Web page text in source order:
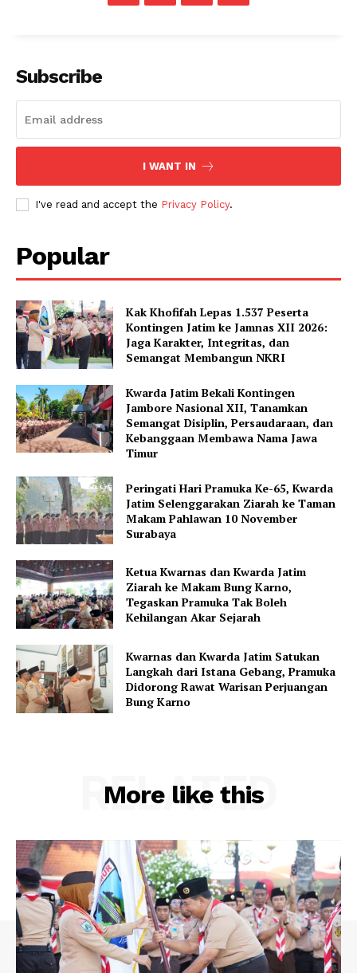
Subscribe
I WANT IN
I've read and accept the Privacy Policy.
Popular
Kak Khofifah Lepas 1.537 Peserta
Kontingen Jatim ke Jamnas XII 2026:
Jaga Karakter, Integritas, dan
Semangat Membangun NKRI
Kwarda Jatim Bekali Kontingen
Jambore Nasional XII, Tanamkan
Semangat Disiplin, Persaudaraan, dan
Kebanggaan Membawa Nama Jawa
Timur
Peringati Hari Pramuka Ke-65, Kwarda
Jatim Selenggarakan Ziarah ke Taman
Makam Pahlawan 10 November
Surabaya
Ketua Kwarnas dan Kwarda Jatim
Ziarah ke Makam Bung Karno,
Tegaskan Pramuka Tak Boleh
Kehilangan Akar Sejarah
Kwarnas dan Kwarda Jatim Satukan
Langkah dari Istana Gebang, Pramuka
Didorong Rawat Warisan Perjuangan
Bung Karno
More like this
RELATED